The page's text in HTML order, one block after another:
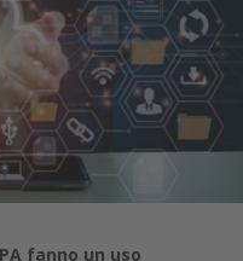
fanno un uso